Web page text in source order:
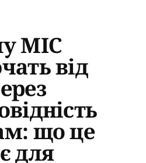
МІС
від
що це
для